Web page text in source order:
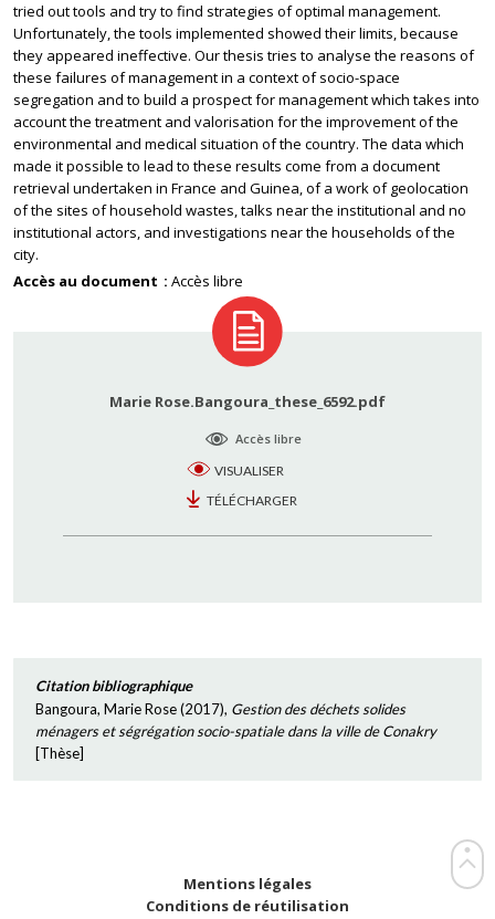
tried out tools and try to find strategies of optimal management.
Unfortunately, the tools implemented showed their limits, because
they appeared ineffective. Our thesis tries to analyse the reasons of
these failures of management in a context of socio-space
segregation and to build a prospect for management which takes into
account the treatment and valorisation for the improvement of the
environmental and medical situation of the country. The data which
made it possible to lead to these results come from a document
retrieval undertaken in France and Guinea, of a work of geolocation
of the sites of household wastes, talks near the institutional and no
institutional actors, and investigations near the households of the
city.
Accès au document
Accès libre
Marie Rose.Bangoura_these_6592.pdf
Accès libre
VISUALISER
TÉLÉCHARGER
Citation bibliographique
Bangoura, Marie Rose(2017), Gestion des déchets solides
ménagers et ségrégation socio-spatiale dans la ville de Conakry
[Thèse]
Mentions légales
Conditions de réutilisation